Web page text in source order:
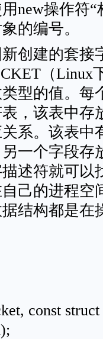
new操作符
的编号。
创建的套接
（Linux
型的值。每
，该表中存
系。该表中
一个字段存
述符就可以
己的进程空
结构都是在
const